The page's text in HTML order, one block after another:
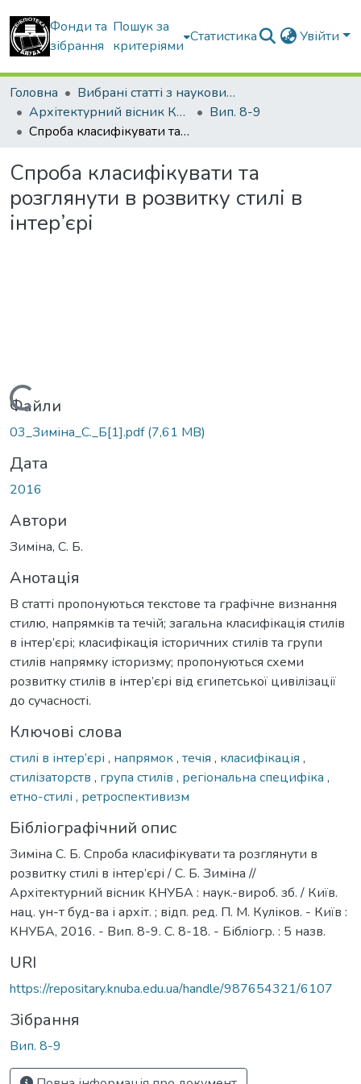
Фонди та
зібрання
Пошук за
критеріями
Статистика Увійти
Головна
Вибрані статті з наукових збірників КНУБА
Архітектурний вісник КНУБА
Вип. 8-9
Спроба класифікувати та розглянути в розвитку стилі в інтер’єрі
Спроба класифікувати та
розглянути в розвитку стилі в
інтер’єрі
Вантажиться...
Файли
03_Зиміна_С._Б[1].pdf(7,61 MB)
Дата
2016
Автори
Зиміна, С. Б.
Анотація
В статті пропонуються текстове та графічне визнання
стилю, напрямків та течій; загальна класифікація стилів
в інтер’єрі; класифікація історичних стилів та групи
стилів напрямку історизму; пропонуються схеми
розвитку стилів в інтер’єрі від єгипетської цивілізації
до сучасності.
Ключові слова
стилі в інтер’єрі , напрямок, течія , класифікація ,
стилізаторств , група стилів , регіональна специфіка ,
етно-стилі , ретроспективизм
Бібліографічний опис
Зиміна С. Б. Спроба класифікувати та розглянути в
розвитку стилі в інтер’єрі / С. Б. Зиміна //
Архітектурний вісник КНУБА : наук.-вироб. зб. / Київ.
нац. ун-т буд-ва і архіт. ; відп. ред. П. М. Куліков. - Київ :
КНУБА, 2016. - Вип. 8-9. С. 8-18. - Бібліогр. : 5 назв.
URI
https://repositary.knuba.edu.ua/handle/987654321/6107
Зібрання
Вип. 8-9